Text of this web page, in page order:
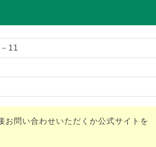
11
お問い合わせいただくか公式サイトを